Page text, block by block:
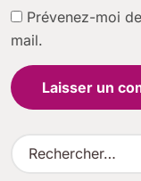
Prévenez-moi
mail.
R
e